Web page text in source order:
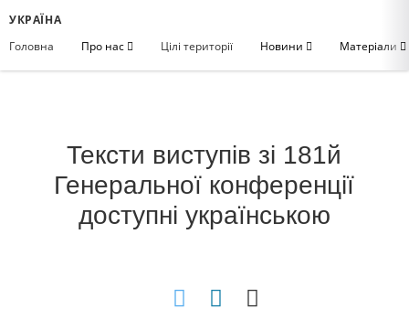
УКРАЇНА
Головна
Про нас Цілі території Новини Матеріали
Тексти виступів зі 181й
Генеральної конференції
доступні українською